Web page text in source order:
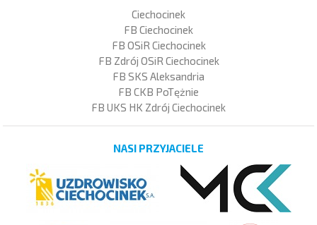
Ciechocinek
FB Ciechocinek
FB OSiR Ciechocinek
FB Zdrój OSiR Ciechocinek
FB SKS Aleksandria
FB CKB PoTężnie
FB UKS HK Zdrój Ciechocinek
NASI PRZYJACIELE